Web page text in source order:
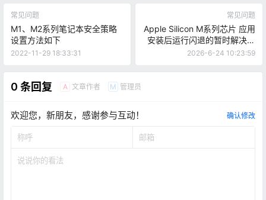
常见问题
M1、M2系列笔记本安全策略
设置方法如下
2022-11-29 18:33:31
常见问题
Apple Silicon M系列芯片 应用
安装后运行闪退的暂时解决办
法
2026-6-24 10:23:59
0 条回复 A 文章作者 M 管理员
欢迎您，新朋友，感谢参与互动！ 确认修改